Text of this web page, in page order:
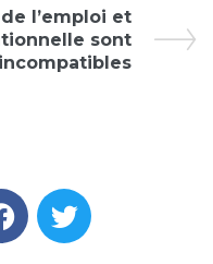
l’emploi et
sont
incompatibles